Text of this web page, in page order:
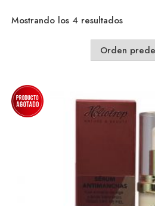
Mostrando los 4 resultados